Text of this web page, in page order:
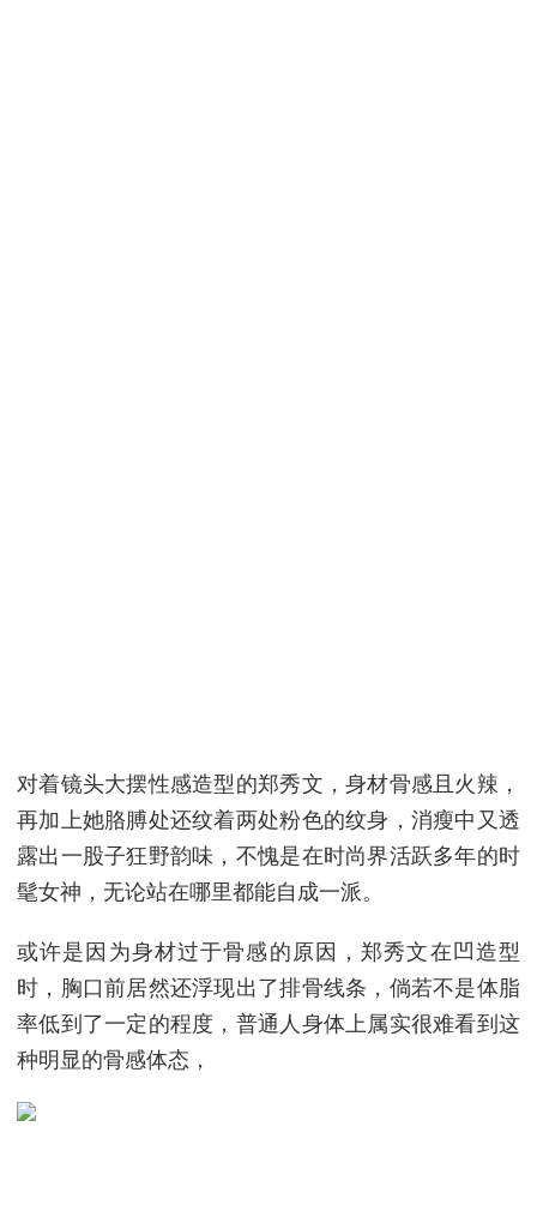
对着镜头大摆性感造型的郑秀文，身材骨感且火辣，
再加上她胳膊处还纹着两处粉色的纹身，消瘦中又透
露出一股子狂野韵味，不愧是在时尚界活跃多年的时
髦女神，无论站在哪里都能自成一派。
或许是因为身材过于骨感的原因，郑秀文在凹造型
时，胸口前居然还浮现出了排骨线条，倘若不是体脂
率低到了一定的程度，普通人身体上属实很难看到这
种明显的骨感体态，